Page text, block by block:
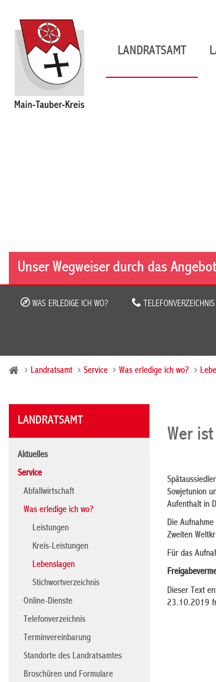
LANDRATSAMT
Unser Wegweiser durch das
WAS ERLEDIGE ICH WO? TELEFONVERZEICHNIS
Landratsamt Service Was erledige ich wo?
LANDRATSAMT
Aktuelles
Service
Abfallwirtschaft
Was erledige ich wo?
Leistungen
Kreis-Leistungen
Lebenslagen
Stichwortverzeichnis
Online-Dienste
Telefonverzeichnis
Terminvereinbarung
Standorte des Landratsamtes
Broschüren und Formulare
Wer
Sowjetunion
Aufenthalt in
Die
Zweiten
Für das
Dieser Text
23.10.2019